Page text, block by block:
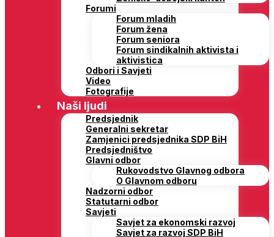
Forumi
Forum mladih
Forum žena
Forum seniora
Forum sindikalnih aktivista i
aktivistica
Odbori i Savjeti
Video
Fotografije
Naši ljudi
Predsjednik
Generalni sekretar
Zamjenici predsjednika SDP BiH
Predsjedništvo
Glavni odbor
Rukovodstvo Glavnog odbora
O Glavnom odboru
Nadzorni odbor
Statutarni odbor
Savjeti
Savjet za ekonomski razvoj
Savjet za razvoj SDP BiH